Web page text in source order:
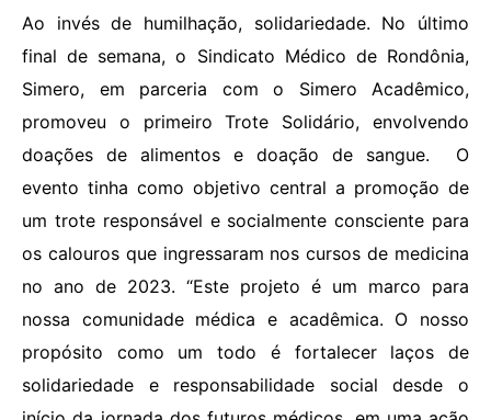
Ao invés de humilhação, solidariedade. No último
final de semana, o Sindicato Médico de Rondônia,
Simero, em parceria com o Simero Acadêmico,
promoveu o primeiro Trote Solidário, envolvendo
doações de alimentos e doação de sangue. O
evento tinha como objetivo central a promoção de
um trote responsável e socialmente consciente para
os calouros que ingressaram nos cursos de medicina
no ano de 2023. “Este projeto é um marco para
nossa comunidade médica e acadêmica. O nosso
propósito como um todo é fortalecer laços de
solidariedade e responsabilidade social desde o